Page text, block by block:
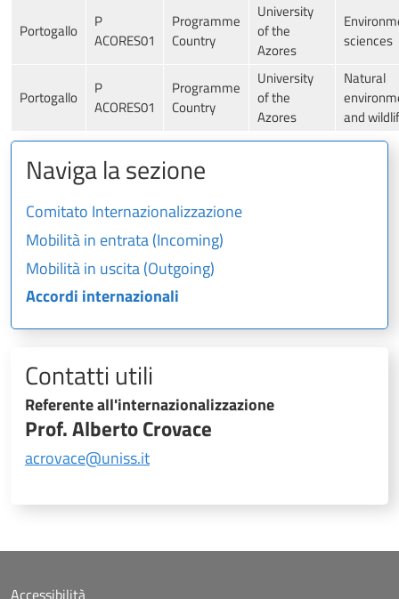
Portogallo
P
ACORES01
Programme
Country
University
of the
Azores
sciences
Portogallo
P
ACORES01
Programme
Country
University
of the
Azores
Natural
and
Naviga la sezione
Comitato Internazionalizzazione
Mobilità in entrata (Incoming)
Mobilità in uscita (Outgoing)
Accordi internazionali
Contatti utili
Referente all'internazionalizzazione
Prof. Alberto Crovace
acrovace@uniss.it
Accessibilità